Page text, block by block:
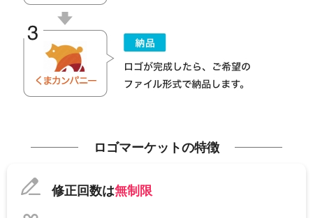
ロゴマーケットの特徴
修正回数は無制限